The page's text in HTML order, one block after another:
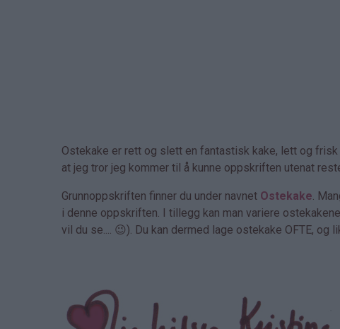
Ostekake er rett og slett en fantastisk kake, lett og
at jeg tror jeg kommer til å kunne oppskriften utenat
Grunnoppskriften finner du under navnet Ostekake.
i denne oppskriften. I tillegg kan man variere
vil du se.... 😉). Du kan dermed lage ostekake OFTE,